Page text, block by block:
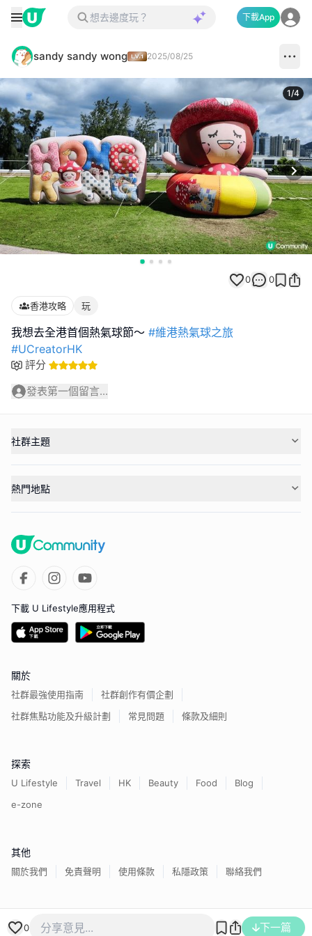
下載App
sandy sandy wong 2025/08/25
1/4
0 0
香港攻略 玩
我想去全港首個熱氣球節～ #維港熱氣球之旅
#UCreatorHK
評分
發表第一個留言...
0 下一篇
社群主題
熱門地點
下載 U Lifestyle應用程式
關於
社群最強使用指南
社群創作有價企劃
社群焦點功能及升級計劃
常見問題 條款及細則
探索
U Lifestyle Travel HK Beauty Food
Blog
e-zone
其他
關於我們 免責聲明 使用條款 私隱政策 聯絡我們
香港經濟日報版權所有©